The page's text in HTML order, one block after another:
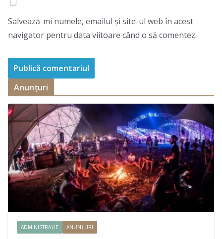
Salvează-mi numele, emailul și site-ul web în acest
navigator pentru data viitoare când o să comentez.
Anunțuri
ADMINISTRAȚIE ANUNȚURI